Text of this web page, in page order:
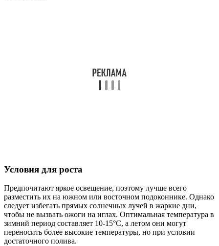
Условия для роста
Предпочитают яркое освещение, поэтому лучше всего
разместить их на южном или восточном подоконнике. Однако
следует избегать прямых солнечных лучей в жаркие дни,
чтобы не вызвать ожоги на иглах. Оптимальная температура в
зимний период составляет 10-15°C, а летом они могут
переносить более высокие температуры, но при условии
достаточного полива.